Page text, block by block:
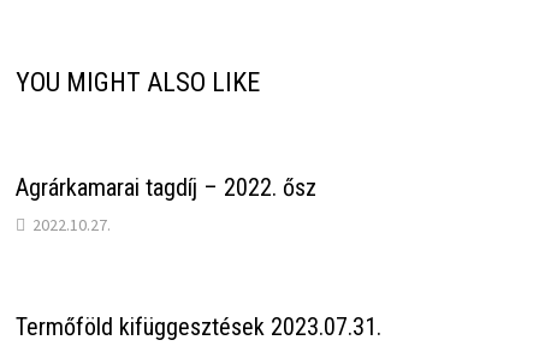
YOU MIGHT ALSO LIKE
Agrárkamarai tagdíj – 2022. ősz
2022.10.27.
Termőföld kifüggesztések 2023.07.31.